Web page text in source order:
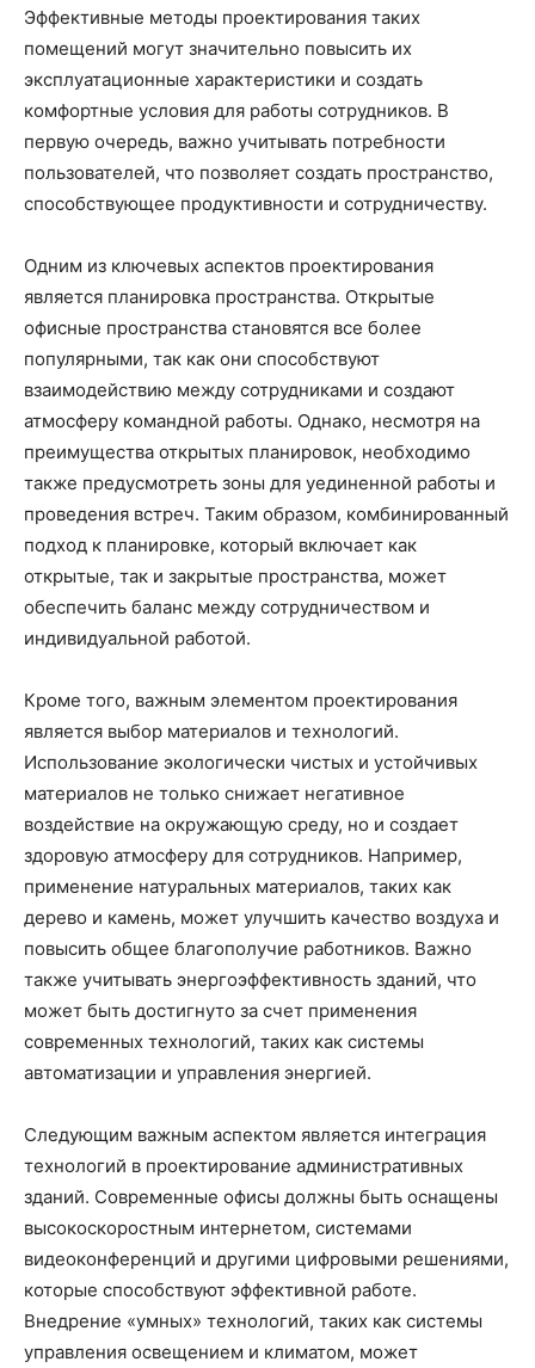
Эффективные методы проектирования таких
помещений могут значительно повысить их
эксплуатационные характеристики и создать
комфортные условия для работы сотрудников. В
первую очередь, важно учитывать потребности
пользователей, что позволяет создать пространство,
способствующее продуктивности и сотрудничеству.
Одним из ключевых аспектов проектирования
является планировка пространства. Открытые
офисные пространства становятся все более
популярными, так как они способствуют
взаимодействию между сотрудниками и создают
атмосферу командной работы. Однако, несмотря на
преимущества открытых планировок, необходимо
также предусмотреть зоны для уединенной работы и
проведения встреч. Таким образом, комбинированный
подход к планировке, который включает как
открытые, так и закрытые пространства, может
обеспечить баланс между сотрудничеством и
индивидуальной работой.
Кроме того, важным элементом проектирования
является выбор материалов и технологий.
Использование экологически чистых и устойчивых
материалов не только снижает негативное
воздействие на окружающую среду, но и создает
здоровую атмосферу для сотрудников. Например,
применение натуральных материалов, таких как
дерево и камень, может улучшить качество воздуха и
повысить общее благополучие работников. Важно
также учитывать энергоэффективность зданий, что
может быть достигнуто за счет применения
современных технологий, таких как системы
автоматизации и управления энергией.
Следующим важным аспектом является интеграция
технологий в проектирование административных
зданий. Современные офисы должны быть оснащены
высокоскоростным интернетом, системами
видеоконференций и другими цифровыми решениями,
которые способствуют эффективной работе.
Внедрение «умных» технологий, таких как системы
управления освещением и климатом, может